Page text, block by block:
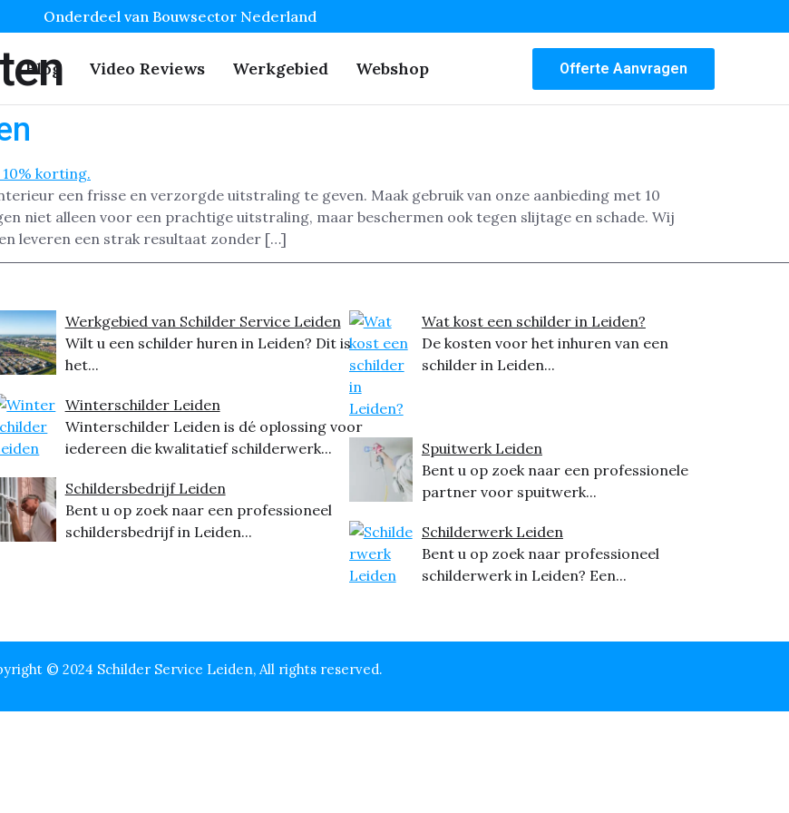
Onderdeel van Bouwsector Nederland
Blog Video Reviews Werkgebied Webshop Offerte Aanvragen
een frisse en verzorgde uitstraling te geven. Maak gebruik van onze aanbieding met 10
niet alleen voor een prachtige uitstraling, maar beschermen ook tegen slijtage en schade. Wij
leveren een strak resultaat zonder […]
Werkgebied van Schilder Service Leiden
Wilt u een schilder huren in Leiden? Dit is
het...
Winterschilder Leiden
Winterschilder Leiden is dé oplossing voor
iedereen die kwalitatief schilderwerk...
Schildersbedrijf Leiden
Bent u op zoek naar een professioneel
schildersbedrijf in Leiden...
Wat kost een schilder in Leiden?
De kosten voor het inhuren van een
schilder in Leiden...
Spuitwerk Leiden
Bent u op zoek naar een professionele
partner voor spuitwerk...
Schilderwerk Leiden
Bent u op zoek naar professioneel
schilderwerk in Leiden? Een...
© 2024 Schilder Service Leiden, All rights reserved.